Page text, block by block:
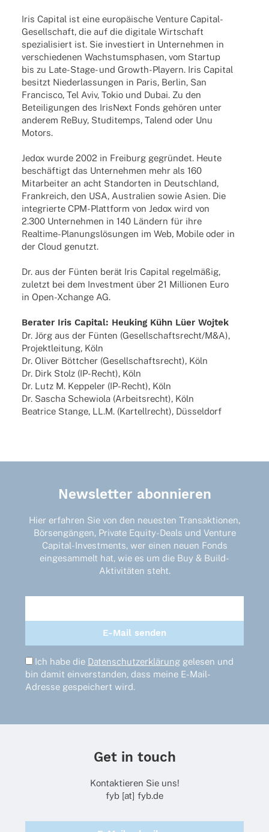
Iris Capi­tal ist eine euro­päi­sche Venture Capi­­tal-
Gesel­l­­schaft, die auf die digi­tale Wirt­schaft
spezia­li­siert ist. Sie inves­tiert in Unter­neh­men in
verschie­de­nen Wachs­tums­pha­sen, vom Startup
bis zu Late-Stage- und Growth-Play­ern. Iris Capi­tal
besitzt Nieder­las­sun­gen in Paris, Berlin, San
Fran­cisco, Tel Aviv, Tokio und Dubai. Zu den
Betei­li­gun­gen des Iris­Next Fonds gehö­ren unter
ande­rem ReBuy, Studi­temps, Talend oder Unu
Motors.
Jedox wurde 2002 in Frei­burg gegrün­det. Heute
beschäf­tigt das Unter­neh­men mehr als 160
Mitar­bei­ter an acht Stand­or­ten in Deutsch­land,
Frank­reich, den USA, Austra­lien sowie Asien. Die
inte­grierte CPM-Plat­t­­form von Jedox wird von
2.300 Unter­neh­men in 140 Ländern für ihre
Real­­time-Planungs­­­lö­­sun­­gen im Web, Mobile oder in
der Cloud genutzt.
Dr. aus der Fünten berät Iris Capi­tal regel­mä­ßig,
zuletzt bei dem Invest­ment über 21 Millio­nen Euro
in Open-Xchange AG.
Bera­ter Iris Capi­tal: Heuking Kühn Lüer Wojtek
Dr. Jörg aus der Fünten (Gesellschaftsrecht/M&A),
Projekt­lei­tung, Köln
Dr. Oliver Bött­cher (Gesell­schafts­recht), Köln
Dr. Dirk Stolz (IP-Recht), Köln
Dr. Lutz M. Keppe­ler (IP-Recht), Köln
Dr. Sascha Sche­wiola (Arbeits­recht), Köln
Beatrice Stange, LL.M. (Kartell­recht), Düsseldorf
Newsletter abonnieren
Hier erfahren Sie von den neuesten Transaktionen,
Börsengängen, Private Equity-Deals und Venture
Capital-Investments, wer einen neuen Fonds
eingesammelt hat, wie es um die Buy & Build-
Aktivitäten steht.
Ich habe die Datenschutzerklärung gelesen und
bin damit einverstanden, dass meine E-Mail-
Adresse gespeichert wird.
Get in touch
Kontaktieren Sie uns!
fyb [at] fyb.de